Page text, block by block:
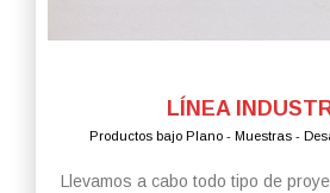
LÍNEA
Productos bajo Plano - Muestras -
Llevamos a cabo todo tipo de